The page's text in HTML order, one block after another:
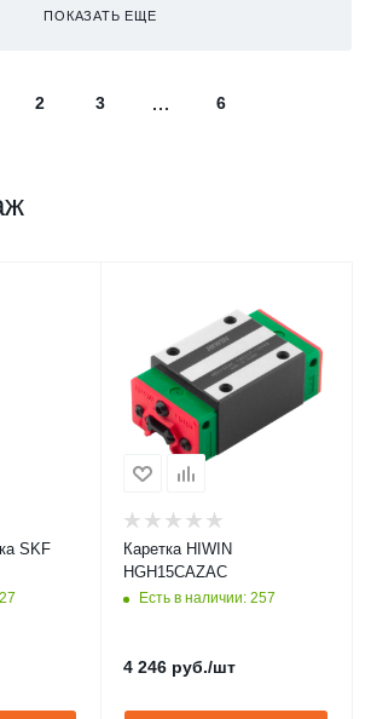
ПОКАЗАТЬ ЕЩЕ
2 3 6
SKF
Каретка HIWIN
HGH15CAZAC
Есть в наличии: 257
4 246 руб./шт